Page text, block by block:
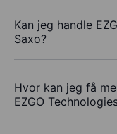
Kan jeg handle
Saxo?
Hvor kan jeg få
EZGO